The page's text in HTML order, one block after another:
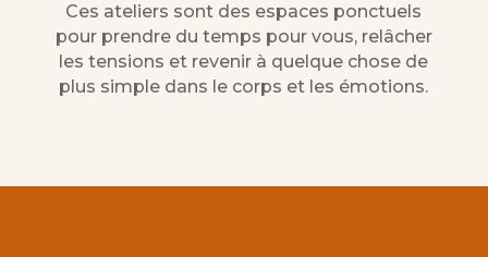
Ces ateliers sont des espaces ponctuels
pour prendre du temps pour vous, relâcher
les tensions et revenir à quelque chose de
plus simple dans le corps et les émotions.